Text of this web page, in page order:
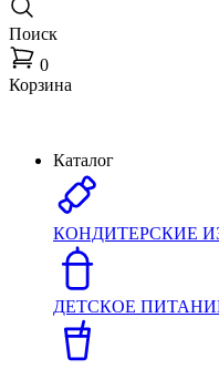
Поиск
0
Корзина
Каталог
КОНДИТЕРСКИЕ
ДЕТСКОЕ